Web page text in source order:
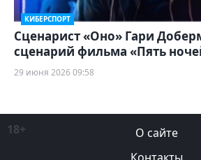
КИБЕРСПОРТ
Сценарист «Оно» Гари
сценарий фильма «Пять
29 июня 2026 09:58
18+
О сайте